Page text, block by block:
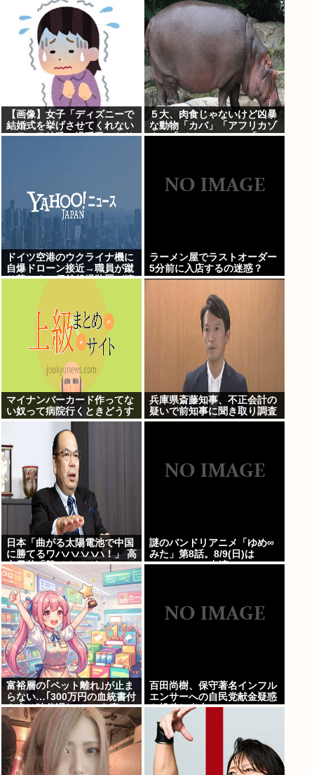
【画像】女子「ディズニーで
結婚式を挙げさせてくれない
モラハラ彼氏。過呼吸になり
５大、肉食じゃないけど凶暴
な動物「カバ」「アフリカゾ
ウ」「バッファロー」「コー
ドイツ空港のウクライナ機に
自爆ドローン接近→職員が蹴
り落とす→偶然起爆装置が壊
ラーメン屋でラストオーダー
5分前に入店するの迷惑？
マイナンバーカード作ってな
い奴って病院行くときどうす
んの
兵庫県斎藤知事、不正会計の
疑いで前知事に聞き取り調査
へ
日本「曲がる太陽電池で中国
に勝てるワハハハハハ！」 高
市早苗「勝てる！ ガハハハハ
ハハ！」
謎のバンドリアニメ「ゆめ∞
みた」第8話。8/9(日)は
MyGO・RAS出演の
富裕層の｢ペット離れ｣が止ま
らない…｢300万円の血統書付
き犬は時代遅れ｣という真の
お金持ちが"向かった先"
百田尚樹、保守著名インフル
エンサーへの自民党献金疑惑
を投稿し炎上